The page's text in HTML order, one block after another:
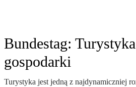
Bundestag:
gospodarki
Turystyka jest jedną z najdynamiczniej